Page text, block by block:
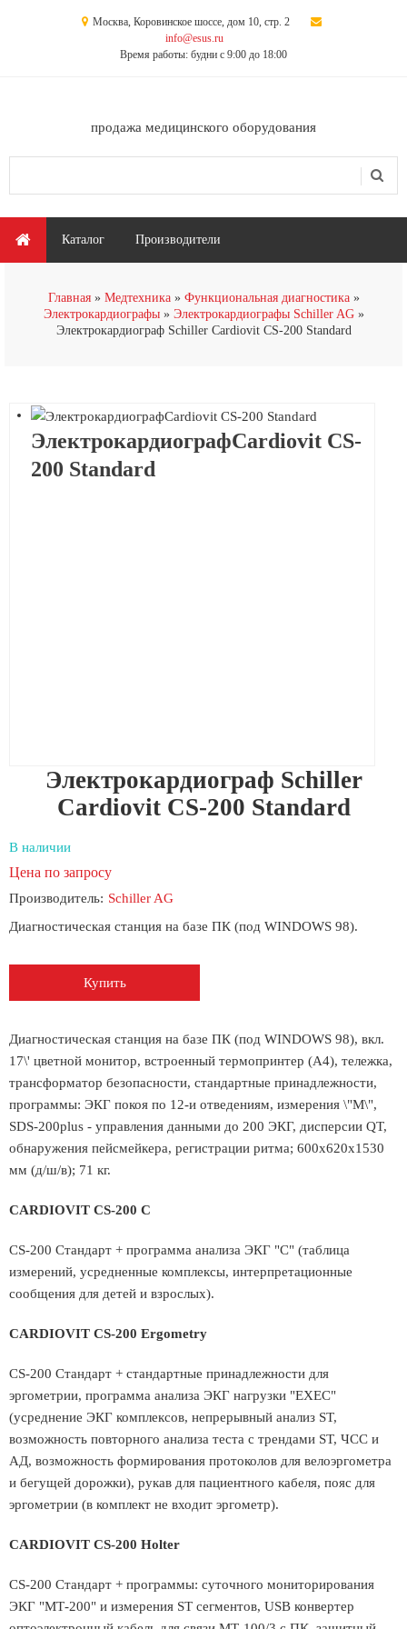
Москва, Коровинское шоссе, дом 10, стр. 2
info@esus.ru
Время работы: будни с 9:00 до 18:00
продажа медицинского оборудования
Главное меню
Каталог Производители
Главная Медтехника
Функциональная диагностика
Электрокардиографы
Электрокардиографы Schiller AG
Электрокардиограф Schiller Cardiovit CS-200 Standard
ЭлектрокардиографCardiovit CS-
200 Standard
Электрокардиограф Schiller
Cardiovit CS-200 Standard
В наличии
Цена по запросу
Производитель: Schiller AG
Диагностическая станция на базе ПК (под WINDOWS 98).
Купить
Диагностическая станция на базе ПК (под WINDOWS 98), вкл.
17\' цветной монитор, встроенный термопринтер (А4), тележка,
трансформатор безопасности, стандартные принадлежности,
программы: ЭКГ покоя по 12-и отведениям, измерения \"М\",
SDS-200plus - управления данными до 200 ЭКГ, дисперсии QT,
обнаружения пейсмейкера, регистрации ритма; 600х620х1530
мм (д/ш/в); 71 кг.
CARDIOVIT CS-200 C
CS-200 Стандарт + программа анализа ЭКГ "С" (таблица
измерений, усредненные комплексы, интерпретационные
сообщения для детей и взрослых).
CARDIOVIT CS-200 Ergometry
CS-200 Стандарт + стандартные принадлежности для
эргометрии, программа анализа ЭКГ нагрузки "EXEC"
(усреднение ЭКГ комплексов, непрерывный анализ ST,
возможность повторного анализа теста с трендами ST, ЧСС и
АД, возможность формирования протоколов для велоэргометра
и бегущей дорожки), рукав для пациентного кабеля, пояс для
эргометрии (в комплект не входит эргометр).
CARDIOVIT CS-200 Holter
CS-200 Стандарт + программы: суточного мониторирования
ЭКГ "МТ-200" и измерения SТ сегментов, USB конвертер